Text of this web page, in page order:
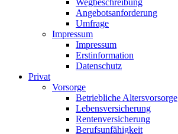
Wegbeschreibung
Angebotsanforderung
Umfrage
Impressum
Impressum
Erstinformation
Datenschutz
Privat
Vorsorge
Betriebliche Altersvorsorge
Lebensversicherung
Rentenversicherung
Berufsunfähigkeit